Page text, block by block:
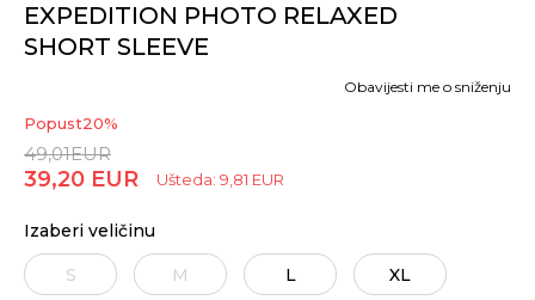
EXPEDITION PHOTO RELAXED
SHORT SLEEVE
Popust20%
49,01EUR
39,20 EUR Ušteda: 9,81 EUR
Obavijesti me o sniženju
Izaberi veličinu
S M L XL